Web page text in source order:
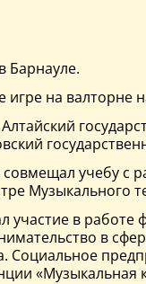
Барнауле.
игре на валторне
учебу с
Музыкального
участие в
в
Социальное
«Музыкальная